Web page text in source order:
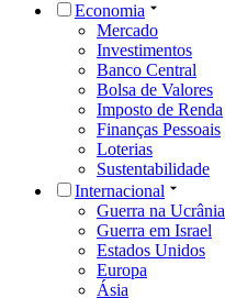
Economia
Mercado
Investimentos
Banco Central
Bolsa de Valores
Imposto de Renda
Finanças Pessoais
Loterias
Sustentabilidade
Internacional
Guerra na Ucrânia
Guerra em Israel
Estados Unidos
Europa
Ásia